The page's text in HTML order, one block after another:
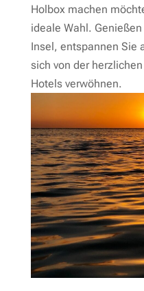
Holbox machen
ideale Wahl.
Insel, entspannen Sie
sich von der
Hotels verwöhnen.